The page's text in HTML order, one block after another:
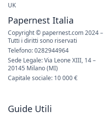
Guide Utili
UK
Papernest Italia
Copyright © papernest.com 2024 –
Tutti i diritti sono riservati
Telefono: 0282944964
Sede Legale: Via Leone XIII, 14 –
20145 Milano (MI)
Capitale sociale: 10 000 €